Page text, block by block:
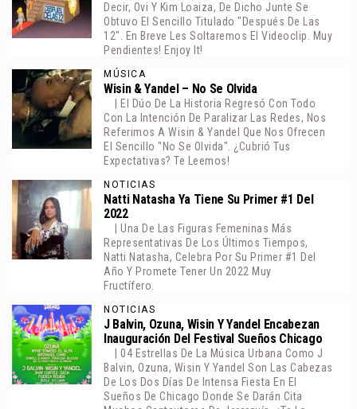
Decir, Ovi Y Kim Loaiza, De Dicho Junte Se
Obtuvo El Sencillo Titulado "Después De Las
12". En Breve Les Soltaremos El Videoclip. Muy
Pendientes! Enjoy It!
MÚSICA
Wisin & Yandel – No Se Olvida
| El Dúo De La Historia Regresó Con Todo
Con La Intención De Paralizar Las Redes, Nos
Referimos A Wisin & Yandel Que Nos Ofrecen
El Sencillo "No Se Olvida". ¿Cubrió Tus
Expectativas? Te Leemos!
NOTICIAS
Natti Natasha Ya Tiene Su Primer #1 Del
2022
| Una De Las Figuras Femeninas Más
Representativas De Los Últimos Tiempos,
Natti Natasha, Celebra Por Su Primer #1 Del
Año Y Promete Tener Un 2022 Muy
Fructífero.
NOTICIAS
J Balvin, Ozuna, Wisin Y Yandel Encabezan
Inauguración Del Festival Sueños Chicago
| 04 Estrellas De La Música Urbana Como J
Balvin, Ozuna, Wisin Y Yandel Son Las Cabezas
De Los Dos Días De Intensa Fiesta En El
Sueños De Chicago Donde Se Darán Cita